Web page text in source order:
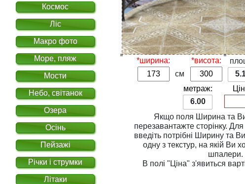
Космос
Ліс
Макро фото
Море, пляж
Мости
Небо, світанок
Озера
Осінь
Пейзажі
Річки і струмки
Літаки
*ширина:
см
*висота:
метраж:
6.00
Якщо поля Ширина та
перезавантажте сторінку. Для розрахунку вартості
введіть потрібні Ширину та
одну зтекстур, на якій Ви хочете надрукувати
шпалери.
В полі "Ціна" з'явиться